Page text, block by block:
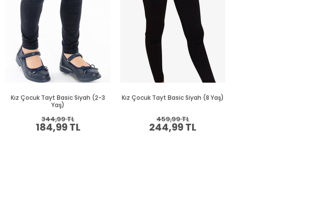
Kız Çocuk Tayt Basic Siyah (2-3
Yaş)
184,99 TL
344,99 TL
Kız Çocuk Tayt Basic Siyah (8 Yaş)
244,99 TL
459,99 TL